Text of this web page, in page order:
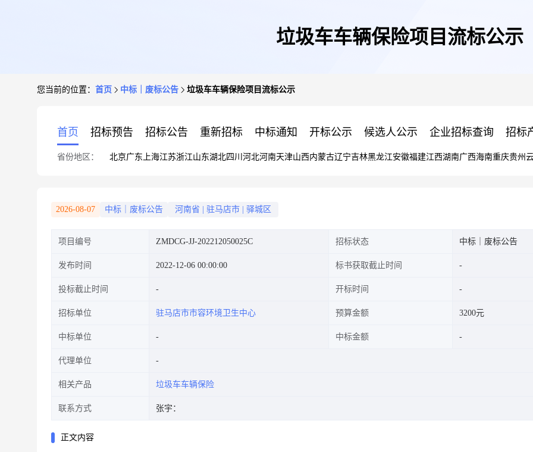
垃圾车车辆保险项目流标公示
您当前的位置： 首页 中标｜废标公告 垃圾车车辆保险项目流标公示
首页 招标预告 招标公告 重新招标 中标通知 开标公示 候选人公示 企业招标查询 招标
省份地区： 北京广东 上海江苏浙江山东湖北四川 河北河南天津山西内蒙古辽宁吉林黑龙江安徽福建江西湖南广西海南重庆贵州
2026-08-07 中标｜废标公告 河南省 驻马店市 驿城区
项目编号 ZMDCG-JJ-202212050025C 招标状态 中标｜废标公告
发布时间 2022-12-06 00:00:00 标书获取截止时间
投标截止时间 开标时间
招标单位 驻马店市市容环境卫生中心 预算金额 3200元
中标单位 中标金额
代理单位
相关产品 垃圾车车辆保险
联系方式 张宇：
正文内容